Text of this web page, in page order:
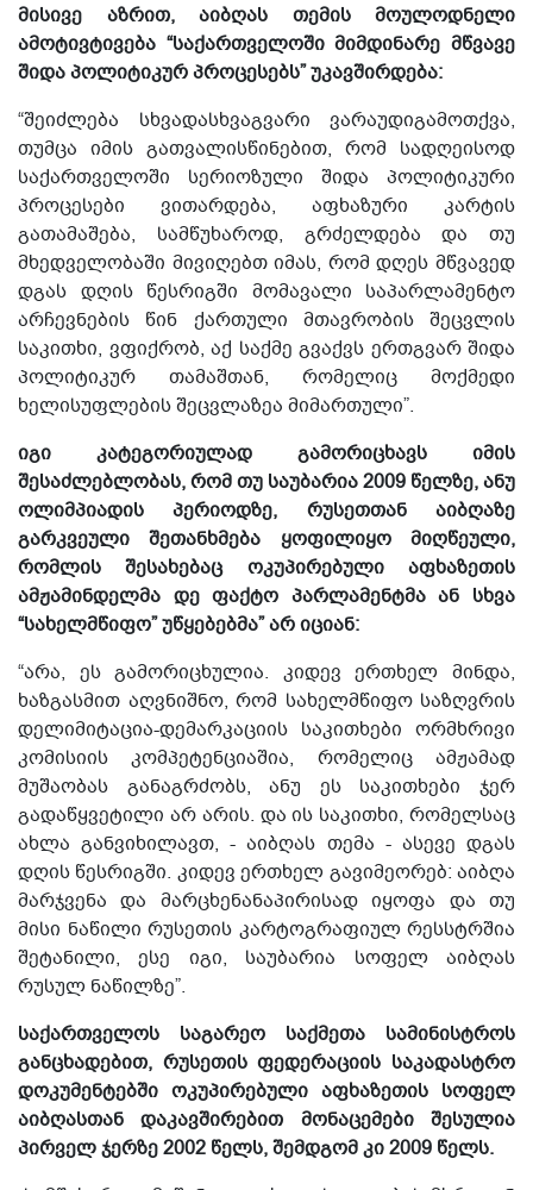
მისივე აზრით, აიბღას თემის მოულოდნელი
ამოტივტივება “საქართველოში მიმდინარე მწვავე
შიდა პოლიტიკურ პროცესებს” უკავშირდება:
“შეიძლება სხვადასხვაგვარი ვარაუდიგამოთქვა,
თუმცა იმის გათვალისწინებით, რომ სადღეისოდ
საქართველოში სერიოზული შიდა პოლიტიკური
პროცესები ვითარდება, აფხაზური კარტის
გათამაშება, სამწუხაროდ, გრძელდება და თუ
მხედველობაში მივიღებთ იმას, რომ დღეს მწვავედ
დგას დღის წესრიგში მომავალი საპარლამენტო
არჩევნების წინ ქართული მთავრობის შეცვლის
საკითხი, ვფიქრობ, აქ საქმე გვაქვს ერთგვარ შიდა
პოლიტიკურ თამაშთან, რომელიც მოქმედი
ხელისუფლების შეცვლაზეა მიმართული”.
იგი კატეგორიულად გამორიცხავს იმის
შესაძლებლობას, რომ თუ საუბარია 2009 წელზე, ანუ
ოლიმპიადის პერიოდზე, რუსეთთან აიბღაზე
გარკვეული შეთანხმება ყოფილიყო მიღწეული,
რომლის შესახებაც ოკუპირებული აფხაზეთის
ამჟამინდელმა დე ფაქტო პარლამენტმა ან სხვა
“სახელმწიფო” უწყებებმა” არ იციან:
“არა, ეს გამორიცხულია. კიდევ ერთხელ მინდა,
ხაზგასმით აღვნიშნო, რომ სახელმწიფო საზღვრის
დელიმიტაცია-დემარკაციის საკითხები ორმხრივი
კომისიის კომპეტენციაშია, რომელიც ამჟამად
მუშაობას განაგრძობს, ანუ ეს საკითხები ჯერ
გადაწყვეტილი არ არის. და ის საკითხი, რომელსაც
ახლა განვიხილავთ, - აიბღას თემა - ასევე დგას
დღის წესრიგში. კიდევ ერთხელ გავიმეორებ: აიბღა
მარჯვენა და მარცხენანაპირისად იყოფა და თუ
მისი ნაწილი რუსეთის კარტოგრაფიულ რესსტრშია
შეტანილი, ესე იგი, საუბარია სოფელ აიბღას
რუსულ ნაწილზე”.
საქართველოს საგარეო საქმეთა სამინისტროს
განცხადებით, რუსეთის ფედერაციის საკადასტრო
დოკუმენტებში ოკუპირებული აფხაზეთის სოფელ
აიბღასთან დაკავშირებით მონაცემები შესულია
პირველ ჯერზე 2002 წელს, შემდგომ კი 2009 წელს.